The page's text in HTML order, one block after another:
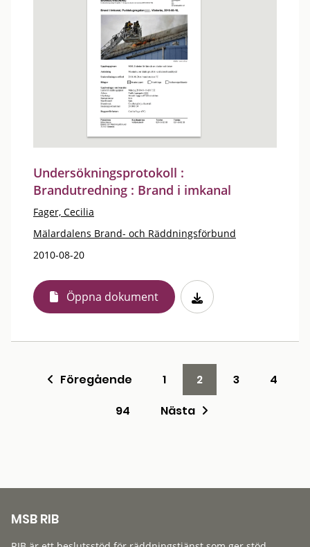
Undersökningsprotokoll :
Brandutredning : Brand i imkanal
Fager, Cecilia
Mälardalens Brand- och Räddningsförbund
2010-08-20
Öppna dokument
Föregående 1 2 3
4
94
Nästa
MSB RIB